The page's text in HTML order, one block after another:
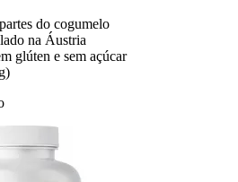
do cogumelo
na Áustria
glúten e sem açúcar